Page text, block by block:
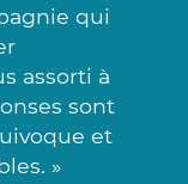
qui
assorti à
sont
et
»